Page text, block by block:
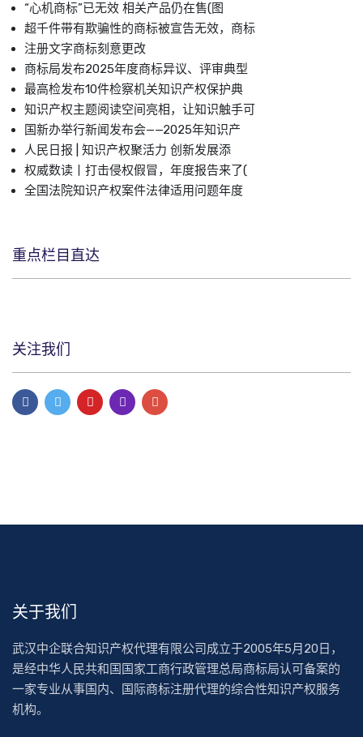
“心机商标”已无效 相关产品仍在售(图
超千件带有欺骗性的商标被宣告无效，商标
注册文字商标刻意更改
商标局发布2025年度商标异议、评审典型
最高检发布10件检察机关知识产权保护典
知识产权主题阅读空间亮相，让知识触手可
国新办举行新闻发布会——2025年知识产
人民日报 | 知识产权聚活力 创新发展添
权威数读丨打击侵权假冒，年度报告来了(
全国法院知识产权案件法律适用问题年度
重点栏目直达
关注我们
关于我们
武汉中企联合知识产权代理有限公司成立于2005年5月20日，
是经中华人民共和国国家工商行政管理总局商标局认可备案的
一家专业从事国内、国际商标注册代理的综合性知识产权服务
机构。